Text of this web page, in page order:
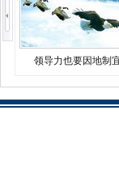
领导力也要因地制